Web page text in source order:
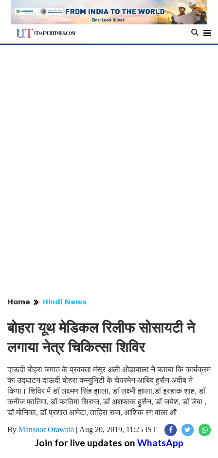
Home Hindi News
बोहरा यूथ मेडिकल रिलीफ सोसायटी ने
लगाया नेत्र चिकित्सा शिविर
दाऊदी बोहरा जमात के प्रवक्ता मंसूर अली ओड़ावाला ने बताया कि कार्यक्रम
का उद्घाटन दाऊदी बोहरा कम्युनिटी के चेयरमेन आबिद हुसैन अदीब ने
किया। शिविर में डॉ लक्ष्मण सिंह झाला, डॉ लक्ष्मी झाला,डॉ इस्हाक शाह, डॉ
कनीज फातिमा, डॉ फातिमा सिराज, डॉ अशफाक हुसैन, डॉ जयेश, डॉ जेबा ,
डॉ मोनिका, डॉ प्रशांत आमेटा, ताहिरा राज, आशिक रंग वाला औ
By Mansoor Orawala | Aug 20, 2019, 11:25 IST
Join for live updates on WhatsApp